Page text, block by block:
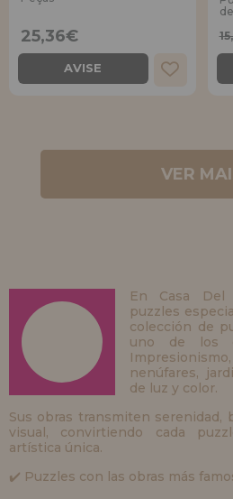
25,36€
AVISE
VER
En Casa
puzzles
colección de
uno de los
nenúfares,
de luz y color.
Sus obras transmiten serenidad,
visual, convirtiendo cada
artística única.
✔️ Puzzles con las obras más